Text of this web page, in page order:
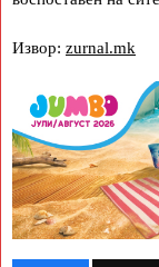
Извор: zurnal.mk